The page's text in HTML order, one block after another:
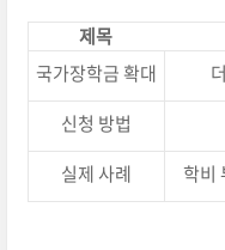
제목
국가장학금 확대
신청 방법
실제 사례
학비